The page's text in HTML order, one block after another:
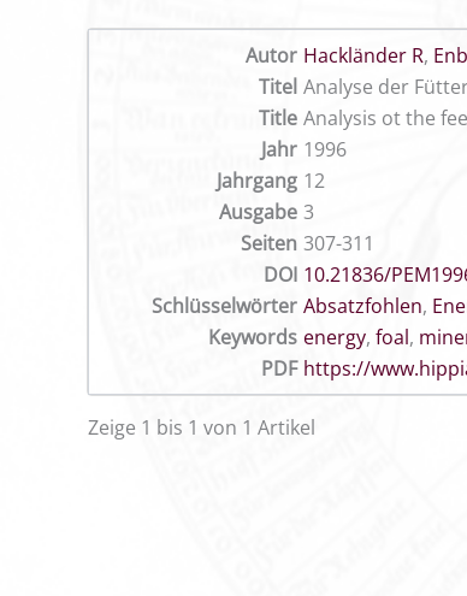
Autor Hackländer R,
Titel Analyse der
Title Analysis ot the
Jahr 1996
Jahrgang 12
Ausgabe 3
Seiten 307-311
DOI 10.21836/
Schlüsselwörter Absatzfohlen,
Keywords energy, foal,
PDF https://
Zeige 1 bis 1 von 1 Artikel